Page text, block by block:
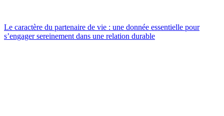
Le caractère du partenaire de vie : une donnée essentielle pour
s’engager sereinement dans une relation durable